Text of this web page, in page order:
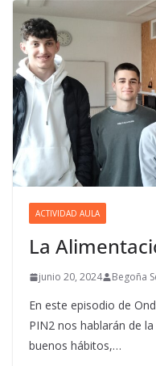
ACTIVIDAD AULA
La
junio 20, 2024 Begoña
En este episodio de
PIN2 nos hablarán de
buenos hábitos,…